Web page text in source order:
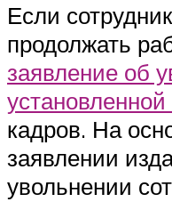
Если
продолжать
заявление об
кадров. На
заявлении
увольнении